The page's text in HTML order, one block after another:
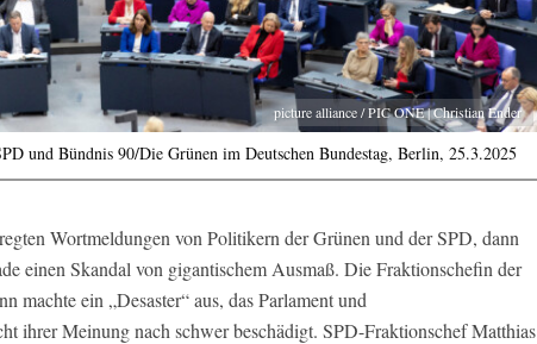
picture alliance / PIC ONE | Christian Ender
und Bündnis 90/Die Grünen im Deutschen Bundestag, Berlin, 25.3.2025
Wortmeldungen von Politikern der Grünen und der SPD, dann
einen Skandal von gigantischem Ausmaß. Die Fraktionschefin der
machte ein „Desaster“ aus, das Parlament und
ihrer Meinung nach schwer beschädigt. SPD-Fraktionschef Matthias